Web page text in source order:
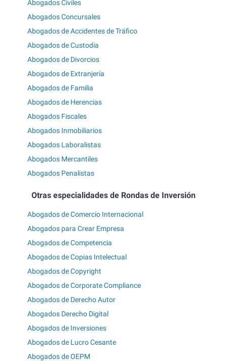
Abogados Civiles
Abogados Concursales
Abogados de Accidentes de Tráfico
Abogados de Custodia
Abogados de Divorcios
Abogados de Extranjería
Abogados de Familia
Abogados de Herencias
Abogados Fiscales
Abogados Inmobiliarios
Abogados Laboralistas
Abogados Mercantiles
Abogados Penalistas
Otras especialidades de Rondas de Inversión
Abogados de Comercio Internacional
Abogados para Crear Empresa
Abogados de Competencia
Abogados de Copias Intelectual
Abogados de Copyright
Abogados de Corporate Compliance
Abogados de Derecho Autor
Abogados Derecho Digital
Abogados de Inversiones
Abogados de Lucro Cesante
Abogados de OEPM